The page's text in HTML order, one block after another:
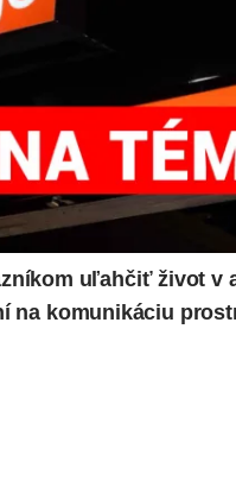
uľahčiť život v
na komunikáciu